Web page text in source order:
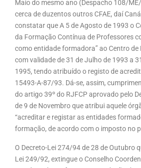
Maio do mesmo ano (Despacho 108/
cerca de duzentos outros CFAE, daí
constatar que A 5 de Agosto de 1993 o
da Formação Contínua de Professores
como entidade formadora” ao Centro de
com validade de 31 de Julho de 1993 a
1995, tendo atribuído o registo de
15493-A-87/93. Dá-se, assim,
do artigo 39º do RJFCP aprovado pelo
de 9 de Novembro que atribui aquele
“acreditar e registar as entidades
formação, de acordo com o imposto no
O Decreto-Lei 274/94 de 28 de Outubro
Lei 249/92, extingue o Conselho